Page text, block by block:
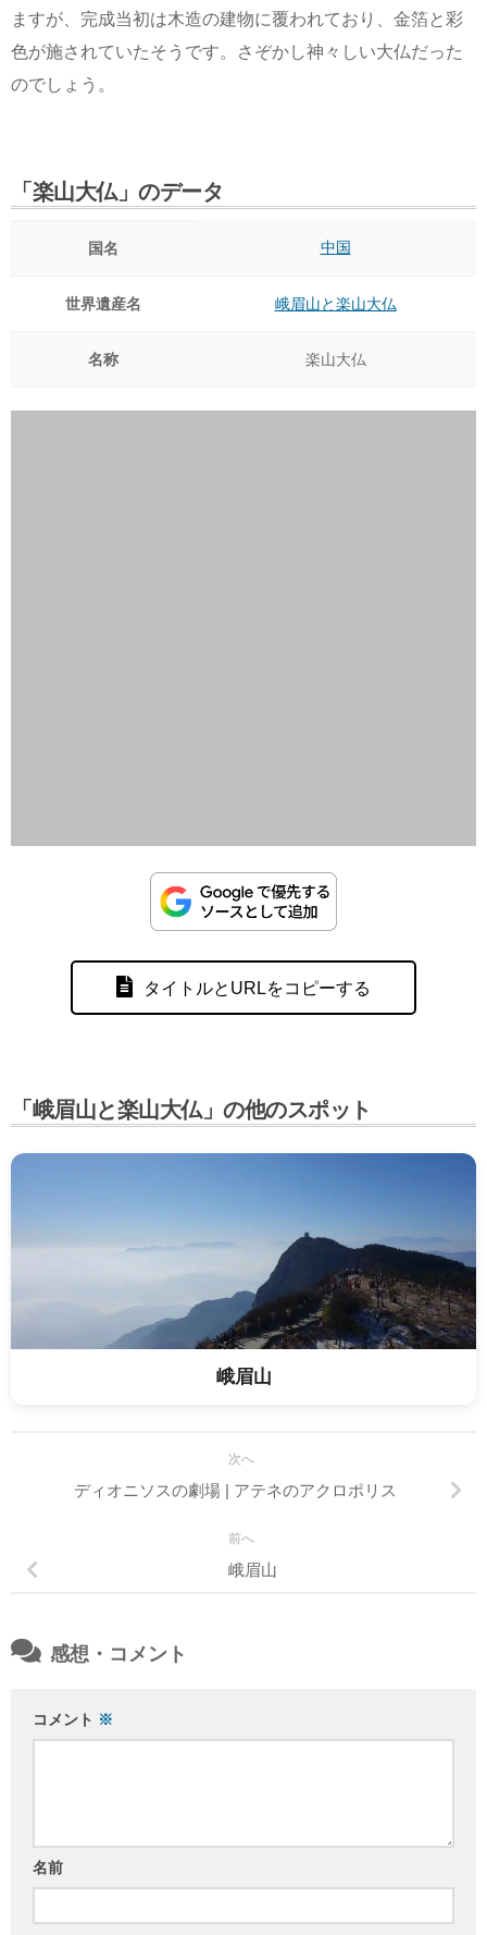
ますが、完成当初は木造の建物に覆われており、金箔と彩
色が施されていたそうです。さぞかし神々しい大仏だった
のでしょう。
「楽山大仏」のデータ
国名 中国
世界遺産名 峨眉山と楽山大仏
名称 楽山大仏
タイトルとURLをコピーする
「峨眉山と楽山大仏」の他のスポット
峨眉山
次へ
ディオニソスの劇場 | アテネのアクロポリス
前へ
峨眉山
感想・コメント
コメント ※
名前